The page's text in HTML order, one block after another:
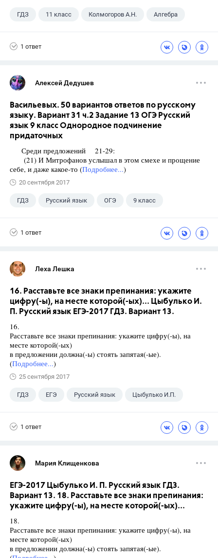
ГДЗ 11 класс Колмогоров А.Н. Алгебра
1 ответ
Алексей Дедушев
Васильевых. 50 вариантов ответов по русскому
языку. Вариант 31 ч.2 Задание 13 ОГЭ Русский
язык 9 класс Однородное подчинение
придаточных
Среди предложений 21-29:
(21) И Митрофанов услышал в этом смехе и прощение
себе, и даже какое-то (Подробнее...)
20 сентября 2017
ГДЗ Русский язык ОГЭ 9 класс
1 ответ
Леха Лешка
16. Расставьте все знаки препинания: укажите
цифру(-ы), на месте которой(-ых)... Цыбулько И.
П. Русский язык ЕГЭ-2017 ГДЗ. Вариант 13.
16.
Расставьте все знаки препинания: укажите цифру(-ы), на
месте которой(-ых)
в предложении должна(-ы) стоять запятая(-ые).
(Подробнее...)
25 сентября 2017
ГДЗ ЕГЭ Русский язык Цыбулько И.П.
1 ответ
Мария Клищенкова
ЕГЭ-2017 Цыбулько И. П. Русский язык ГДЗ.
Вариант 13. 18. Расставьте все знаки препинания:
укажите цифру(-ы), на месте которой(-ых)...
18.
Расставьте все знаки препинания: укажите цифру(-ы), на
месте которой(-ых)
в предложении должна(-ы) стоять запятая(-ые).